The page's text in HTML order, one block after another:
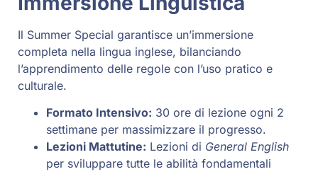
Il Summer Special garantisce un’immersione
completa nella lingua inglese, bilanciando
l’apprendimento delle regole con l’uso pratico e
culturale.
Formato Intensivo: 30 ore di lezione ogni 2
settimane per massimizzare il progresso.
Lezioni Mattutine: Lezioni di General English
per sviluppare tutte le abilità fondamentali